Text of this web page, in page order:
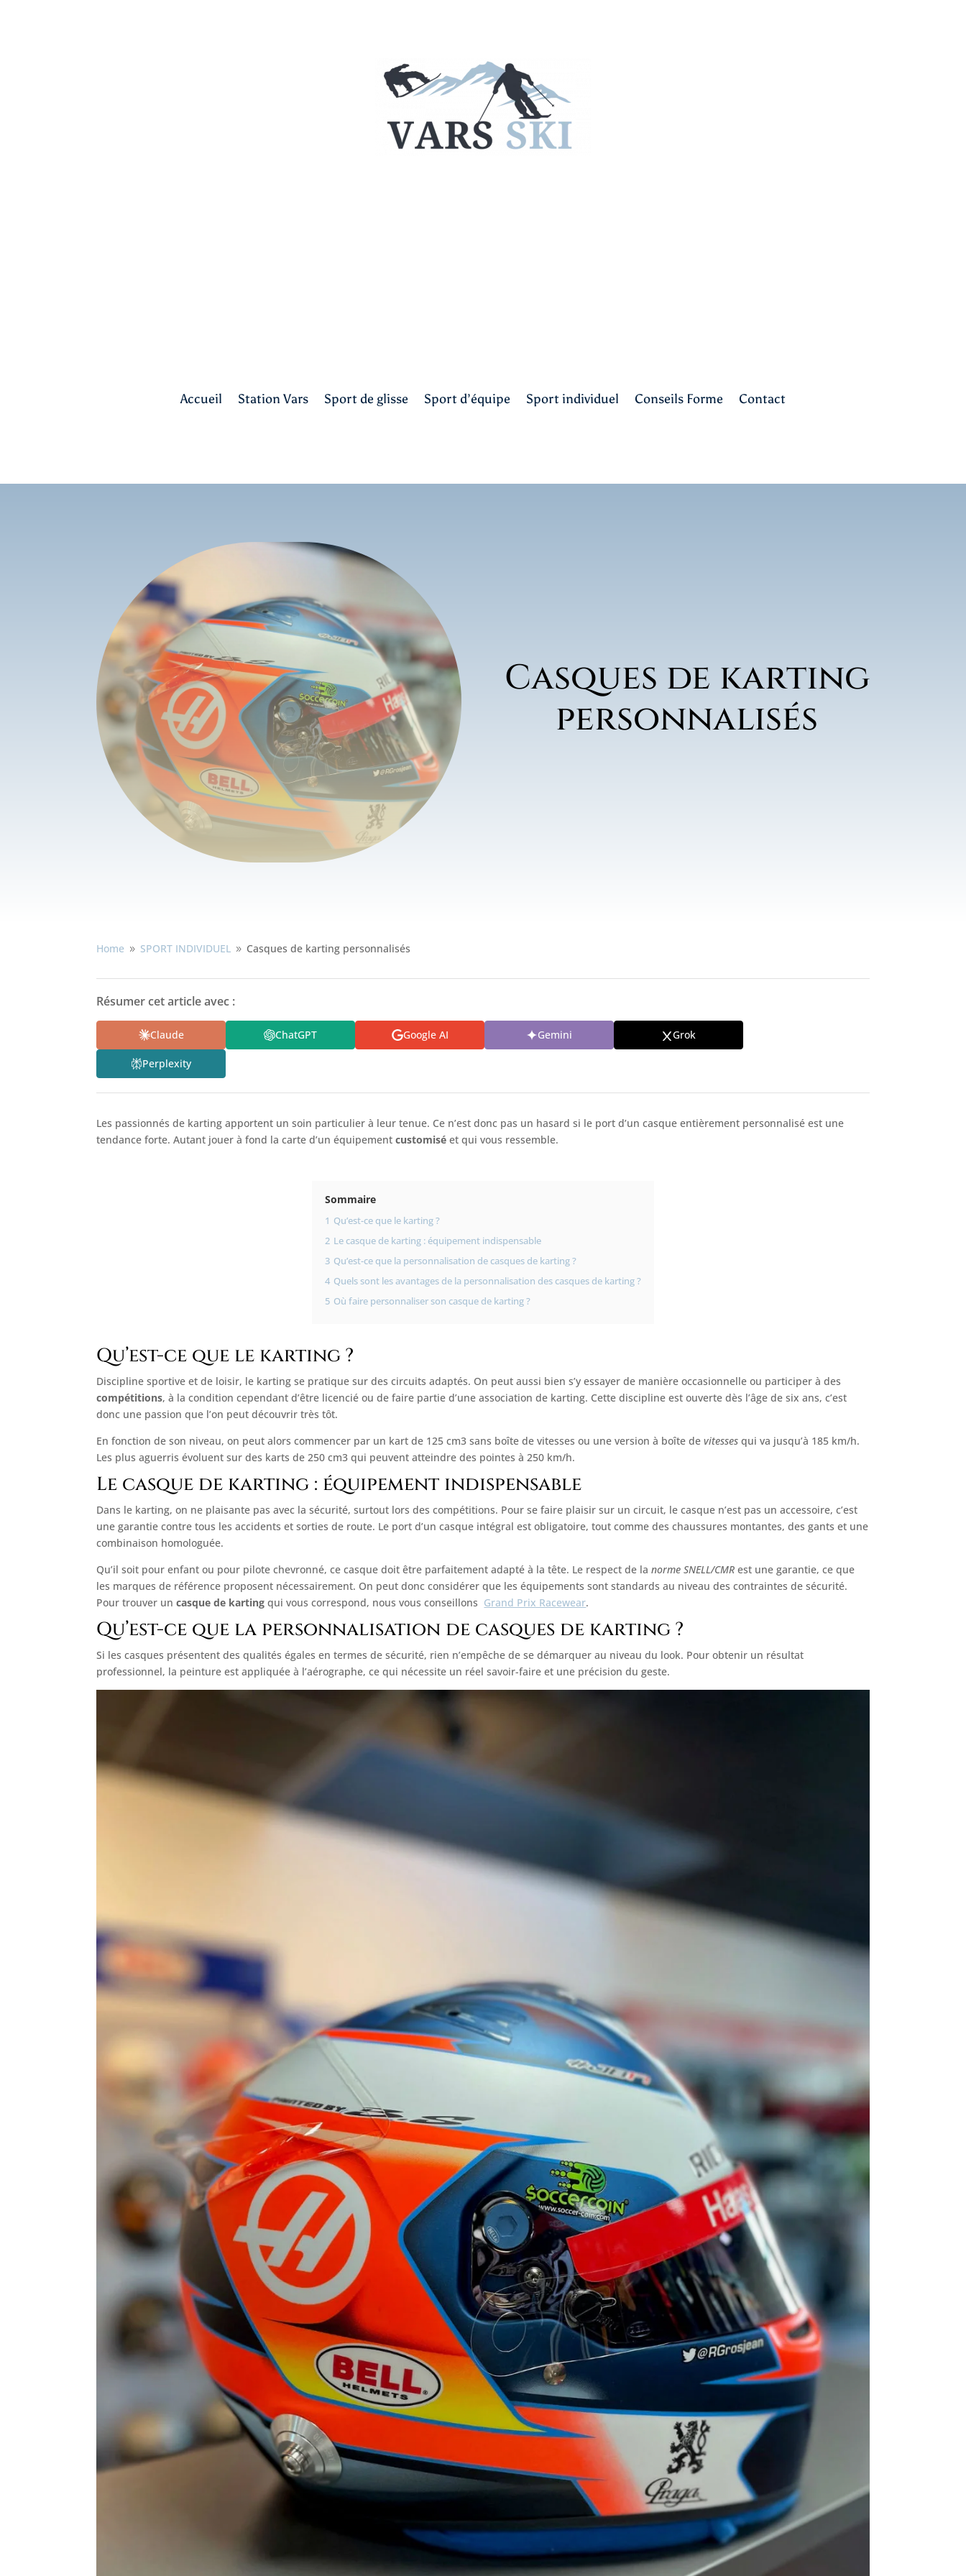
Accueil Station Vars Sport de glisse Sport d’équipe Sport individuel Conseils Forme Contact
Casques de karting
personnalisés
Home 9 SPORT INDIVIDUEL 9 Casques de karting personnalisés
Résumer cet article avec :
Claude ChatGPT Google AI Gemini Grok
Perplexity
Les passionnés de karting apportent un soin particulier à leur tenue. Ce n’est donc pas un hasard si le port d’un casque entièrement personnalisé est une
tendance forte. Autant jouer à fond la carte d’un équipementcustomiséet qui vous ressemble.
Sommaire
1 Qu’est-ce que le karting ?
2 Le casque de karting : équipement indispensable
3 Qu’est-ce que la personnalisation de casques de karting ?
4 Quels sont les avantages de la personnalisation des casques de karting ?
5 Où faire personnaliser son casque de karting ?
Qu’est-ce que le karting ?
Discipline sportive et de loisir, le karting se pratique sur des circuits adaptés. On peut aussi bien s’y essayer de manière occasionnelle ou participer à des
compétitions, à la condition cependant d’être licencié ou de faire partie d’une association de karting. Cette discipline est ouverte dès l’âge de six ans, c’est
donc une passion que l’on peut découvrir très tôt.
En fonction de son niveau, on peut alors commencer par un kart de 125 cm3 sans boîte de vitesses ou une version à boîte devitesses qui va jusqu’à 185 km/h.
Les plus aguerris évoluent sur des karts de 250 cm3 qui peuvent atteindre des pointes à 250 km/h.
Le casque de karting : équipement indispensable
Dans le karting, on ne plaisante pas avec la sécurité, surtout lors des compétitions. Pour se faire plaisir sur un circuit, le casque n’est pas un accessoire, c’est
une garantie contre tous les accidents et sorties de route. Le port d’un casque intégral est obligatoire, tout comme des chaussures montantes, des gants et une
combinaison homologuée.
Qu’il soit pour enfant ou pour pilote chevronné, ce casque doit être parfaitement adapté à la tête. Le respect de lanorme SNELL/CMR est une garantie, ce que
les marques de référence proposent nécessairement. On peut donc considérer que les équipements sont standards au niveau des contraintes de sécurité.
Pour trouver uncasque de karting qui vous correspond, nous vous conseillons Grand Prix Racewear.
Qu’est-ce que la personnalisation de casques de karting ?
Si les casques présentent des qualités égales en termes de sécurité, rien n’empêche de se démarquer au niveau du look. Pour obtenir un résultat
professionnel, la peinture est appliquée à l’aérographe, ce qui nécessite un réel savoir-faire et une précision du geste.